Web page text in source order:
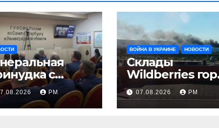
с
РМ
ВОЙНА В УКРАИНЕ НОВОСТИ
Склады
Wildberries
на Урале, сенат
принимает по
Грэму закон
07.08.2026 РМ